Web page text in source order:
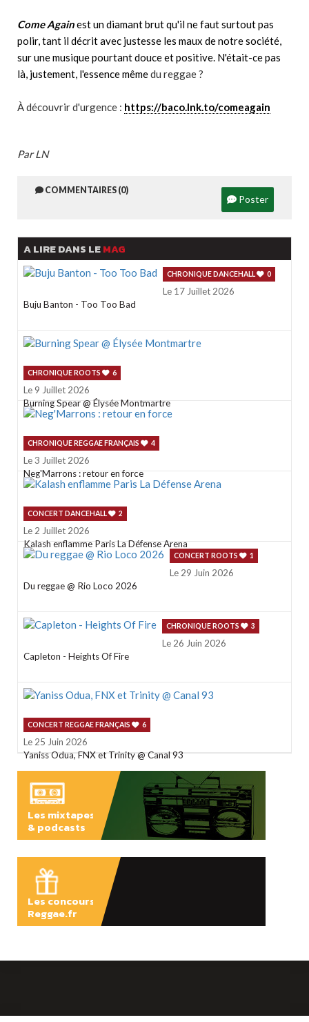
Come Againest un diamant brut qu'il ne faut surtout pas
polir, tant il décrit avec justesse les maux de notre société,
sur une musique pourtant douce et positive. N'était-ce pas
là, justement, l'essence mêmedu reggae ?
À découvrir d'urgence : https://baco.lnk.to/comeagain
Par LN
COMMENTAIRES (0)
Poster
A LIRE DANS LEMAG
CHRONIQUE DANCEHALL 0
Le 17 Juillet 2026
Buju Banton - Too Too Bad
CHRONIQUE ROOTS 6
Le 9 Juillet 2026
Burning Spear @ Élysée Montmartre
CHRONIQUE REGGAE FRANÇAIS 4
Le 3 Juillet 2026
Neg'Marrons : retour en force
CONCERT DANCEHALL 2
Le 2 Juillet 2026
Kalash enflamme Paris La Défense Arena
CONCERT ROOTS 1
Le 29 Juin 2026
Du reggae @ Rio Loco 2026
CHRONIQUE ROOTS 3
Le 26 Juin 2026
Capleton - Heights Of Fire
CONCERT REGGAE FRANÇAIS 6
Le 25 Juin 2026
Yaniss Odua, FNX et Trinity @ Canal 93
Les mixtapes
& podcasts
Les concours
Reggae.fr